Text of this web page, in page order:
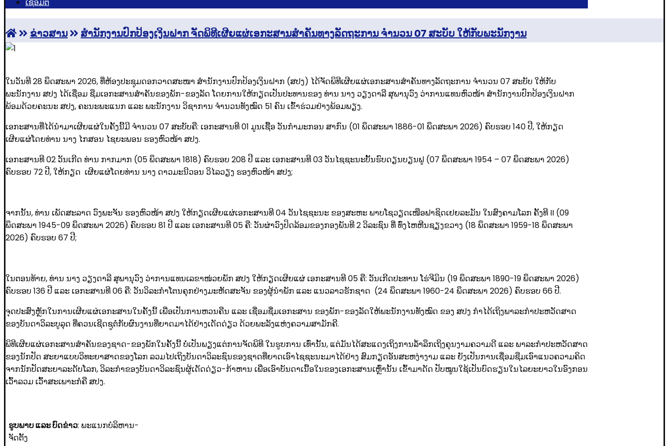
ຂ່າວສານ ສໍານັກງານປົກປ້ອງເງິນຝາກ ຈັດພິທີເຜີຍແຜ່ເອກະສານສໍາຄັນທາງລັດຖະການ ຈໍານວນ 07 ສະບັບ ໃຫ້ກັບພະນັກງານ
ໃນວັນທີ 28 ພຶດສະພາ 2026, ທີ່ຫ້ອງປະຊຸມດອກວາດສະໜາ ສຳນັກງານປົກປ້ອງເງິນຝາກ (ສປງ) ໄດ້ຈັດພິທີເຜີຍແຜ່ເອກະສານສໍາຄັນທາງລັດຖະການ ຈໍານວນ 07 ສະບັບ ໃຫ້ກັບ
ພະນັກງານ ສປງ ໄດ້ເຊື່ອມ ຊືມເອກະສານສໍາຄັນຂອງພັກ-ຂອງລັດ ໂດຍການໃຫ້ກຽດເປັນປະທານຂອງ ທ່ານ ນາງ ວຽງດາລີ ສຸພານຸວົງ ວ່າການແທນຫົວໜ້າ ສໍານັກງານປົກປ້ອງເງິນຝາກ
ພ້ອມດ້ວຍຄະນະ ສປງ, ຄະນະພະແນກ ແລະ ພະນັກງານ ວິຊາການ ຈໍານວນທັງໝົດ 51 ຄົນ ເຂົ້າຮ່ວມຢ່າງພ້ອມພຽງ.
ເອກະສານທີ່ໄດ້ນໍາມາເຜີຍແຜ່ໃນຄັ້ງນີ້ມີ ຈໍານວນ 07 ສະບັບຄື: ເອກະສານທີ 01 ມູນເຊື້ອ ວັນກໍາມະກອນ ສາກົນ (01 ພຶດສະພາ 1886-01 ພຶດສະພາ 2026) ຄົບຮອບ 140 ປີ, ໃຫ້ກຽດ
ເຜີຍແຜ່ໂດຍທ່ານ ນາງ ໄກສອນ ໄຊຍະພອນ ຮອງຫົວໜ້າ ສປງ.
ເອກະສານທີ 02 ວັນເກີດ ທ່ານ ກາກມາກ (05 ພຶດສະພາ 1818) ຄົບຮອບ 208 ປີ ແລະ ເອກະສານທີ 03 ວັນໄຊຊະນະບັັ້ນຮົບດຽນບຽນຟູ (07 ພຶດສະພາ 1954 – 07 ພຶດສະພາ 2026)
ຄົບຮອບ 72 ປີ, ໃຫ້ກຽດ ເຜີຍແຜ່ໂດຍທ່ານ ນາງ ດາວມະນີວອນ ວິໄລວຽງ ຮອງຫົວໜ້າ ສປງ;
ຈາກນັ້ນ, ທ່ານ ເພັດສະລາດ ວົງພະຈັນ ຮອງຫົວໜ້າ ສປງ ໃຫ້ກຽດເຜີຍແຜ່ເອກະສານທີ 04 ວັນໄຊຊະນະ ຂອງສະຫະ ພາບໂຊວຽດເໜືອຟາຊິດເຢຍລະມັນ ໃນສົງຄາມໂລກ ຄັ້ງທີ II (09
ພຶດສະພາ 1945-09 ພຶດສະພາ 2026) ຄົບຮອບ 81 ປີ ແລະ ເອກະສານທີ 05 ຄື: ວັນຜ່າວົງປິດລ້ອມຂອງກອງພັນທີ 2 ວິລະຊົນ ທີ່ ທົ່ງໄຫຫີນຊຽງຂວາງ (18 ພຶດສະພາ 1959-18 ພຶດສະພາ
2026) ຄົບຮອບ 67 ປີ;
ໃນຕອນທ້າຍ, ທ່ານ ນາງ ວຽງດາລີ ສຸພານຸວົງ ວ່າການແທນເລຂາໜ່ວຍພັກ ສປງ ໃຫ້ກຽດເຜີຍແຜ່ ເອກະສານທີ 05 ຄື: ວັນເກີດປະທານ ໂຮ່ຈີມິນ (19 ພຶດສະພາ 1890-19 ພຶດສະພາ 2026)
ຄົບຮອບ 136 ປີ ແລະ ເອກະສານທີ 06 ຄື: ວັນວິລະກໍາໂຕນຄຸກຢ່າງມະຫັດສະຈັນ ຂອງຜູ້ນໍາພັກ ແລະ ແນວລາວຮັກຊາດ (24 ພຶດສະພາ 1960-24 ພຶດສະພາ 2026) ຄົບຮອບ 66 ປີ.
ຈຸດປະສົງຫຼັກໃນການເຜີຍແຜ່ເອກະສານໃນຄັ້ງນີ້ ເພື່ອເປັນການຫວນຄືນ ແລະ ເຊື່ອມຊື່ມເອກະສານ ຂອງພັກ-ຂອງລັດໃຫ້ພະນັກງານທັງໝົດ ຂອງ ສປງ ກໍາໄດ້ເຖິງພາລະກໍາປະຫວັດສາດ
ຂອງບັນດາວິລະບູລຸດ ທີ່ຄວນເຊີດຊູຕໍ່ກັບຜົນງານທີ່ຍາດມາໄດ້ຢ່າງເດັດດ່ຽວ ດ້ວຍພະລັງແຫ່ງຄວາມສາມັກຄີ.
ພິທີເຜີຍແຜ່ເອກະສານສໍາຄັນຂອງຊາດ-ຂອງພັກໃນຄັ້ງນີ້ ບໍ່ເປັນພຽງແຕ່ການຈັດພິທີ ໃນຮູບການ ເທົ່ານັ້ນ, ແຕ່ມັນໄດ້ສະແດງເຖິງການລໍ້າລຶກເຖິງຄຸນງາມຄວາມດີ ແລະ ພາລະກໍາປະຫວັດສາດ
ຂອງນັກປັດ ສະຍາແບບວິທະຍາສາດຂອງໂລກ ລວມໄປເຖິງບັນດາວິລະຊົນຂອງຊາດທີ່ຍາດເອົາໄຊຊະນະມາໄດ້ຢ່າງ ສົມກຽດອັນສະຫງ່າງາມ ແລະ ຍັງເປັນການເຊື່່ອມຊືມເອົາແນວຄວາມຄິດ
ຈາກນັກປັດສະຍາລະດັບໂລກ, ວິລະກໍາຂອງບັນດາວິລະຊົນຜູ້ເດັດດ່ຽວ-ກ້າຫານ ເພື່ອເອົາບັນດາເນື້ອໃນຂອງເອກະສານເຫຼົ່ານັ້ນ ເຂົ້າມາດັດ ປັບໝູນໃຊ້ເປັນບົດຮຽນໃນໄລຍະຍາວໃນອົງກອນ
ເວົ້າລວມ ເວົ້າສະເພາະກໍຄື ສປງ.
ຮູບພາບ ແລະ ບົດຂ່າວ: ພະແນກບໍລິຫານ-
ຈັດຕັ້ງ